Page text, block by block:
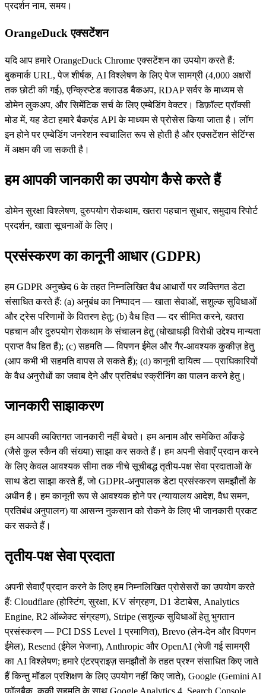
प्रदर्शन नाम, समय।
OrangeDuck एक्सटेंशन
यदि आप हमारे OrangeDuck Chrome एक्सटेंशन का उपयोग करते हैं:
बुकमार्क URL, पेज शीर्षक, AI विश्लेषण के लिए पेज सामग्री (4,000 अक्षरों
तक छोटी की गई), एन्क्रिप्टेड क्लाउड बैकअप, RDAP सर्वर के माध्यम से
डोमेन लुकअप, और सिमेंटिक सर्च के लिए एम्बेडिंग वेक्टर। डिफ़ॉल्ट प्रॉक्सी
मोड में, यह डेटा हमारे बैकएंड API के माध्यम से प्रोसेस किया जाता है। लॉग
इन होने पर एम्बेडिंग जनरेशन स्वचालित रूप से होती है और एक्सटेंशन सेटिंग्स
में अक्षम की जा सकती है।
हम आपकी जानकारी का उपयोग कैसे करते हैं
डोमेन सुरक्षा विश्लेषण, दुरुपयोग रोकथाम, खतरा पहचान सुधार, समुदाय रिपोर्ट
प्रदर्शन, खाता सूचनाओं के लिए।
प्रसंस्करण का कानूनी आधार (GDPR)
हम GDPR अनुच्छेद 6 के तहत निम्नलिखित वैध आधारों पर व्यक्तिगत डेटा
संसाधित करते हैं: (a) अनुबंध का निष्पादन — खाता सेवाओं, सशुल्क सुविधाओं
और ट्रेस परिणामों के वितरण हेतु; (b) वैध हित — दर सीमित करने, खतरा
पहचान और दुरुपयोग रोकथाम के संचालन हेतु (धोखाधड़ी विरोधी उद्देश्य मान्यता
प्राप्त वैध हित हैं); (c) सहमति — विपणन ईमेल और गैर-आवश्यक कुकीज़ हेतु
(आप कभी भी सहमति वापस ले सकते हैं); (d) कानूनी दायित्व — प्राधिकारियों
के वैध अनुरोधों का जवाब देने और प्रतिबंध स्क्रीनिंग का पालन करने हेतु।
जानकारी साझाकरण
हम आपकी व्यक्तिगत जानकारी नहीं बेचते। हम अनाम और समेकित आँकड़े
(जैसे कुल स्कैन की संख्या) साझा कर सकते हैं। हम अपनी सेवाएँ प्रदान करने
के लिए केवल आवश्यक सीमा तक नीचे सूचीबद्ध तृतीय-पक्ष सेवा प्रदाताओं के
साथ डेटा साझा करते हैं, जो GDPR-अनुपालक डेटा प्रसंस्करण समझौतों के
अधीन है। हम कानूनी रूप से आवश्यक होने पर (न्यायालय आदेश, वैध समन,
प्रतिबंध अनुपालन) या आसन्न नुकसान को रोकने के लिए भी जानकारी प्रकट
कर सकते हैं।
तृतीय-पक्ष सेवा प्रदाता
अपनी सेवाएँ प्रदान करने के लिए हम निम्नलिखित प्रोसेसरों का उपयोग करते
हैं: Cloudflare (होस्टिंग, सुरक्षा, KV संग्रहण, D1 डेटाबेस, Analytics
Engine, R2 ऑब्जेक्ट संग्रहण), Stripe (सशुल्क सुविधाओं हेतु भुगतान
प्रसंस्करण — PCI DSS Level 1 प्रमाणित), Brevo (लेन-देन और विपणन
ईमेल), Resend (ईमेल भेजना), Anthropic और OpenAI (भेजी गई सामग्री
का AI विश्लेषण; हमारे एंटरप्राइज़ समझौतों के तहत प्रश्न संसाधित किए जाते
हैं किन्तु मॉडल प्रशिक्षण के लिए उपयोग नहीं किए जाते), Google (Gemini AI